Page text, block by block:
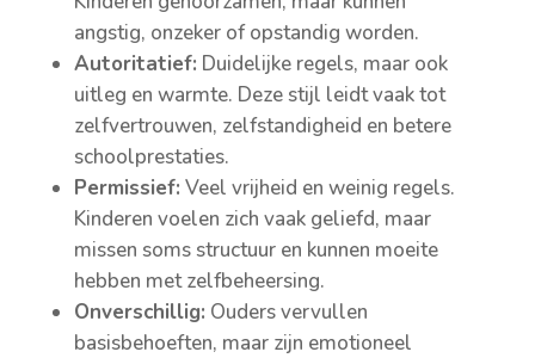
angstig, onzeker of opstandig worden.
Autoritatief: Duidelijke regels, maar ook
uitleg en warmte. Deze stijl leidt vaak tot
zelfvertrouwen, zelfstandigheid en betere
schoolprestaties.
Permissief: Veel vrijheid en weinig regels.
Kinderen voelen zich vaak geliefd, maar
missen soms structuur en kunnen moeite
hebben met zelfbeheersing.
Onverschillig: Ouders vervullen
basisbehoeften, maar zijn emotioneel